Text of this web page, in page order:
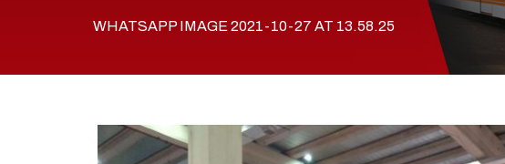
WHATSAPP IMAGE 2021-10-27 AT 13.58.25